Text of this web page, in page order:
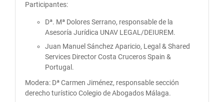
Participantes:
Dª. Mª Dolores Serrano, responsable de la
Asesoría Jurídica UNAV LEGAL/DEIUREM.
Juan Manuel Sánchez Aparicio, Legal & Shared
Services Director Costa Cruceros Spain &
Portugal.
Modera: Dª Carmen Jiménez, responsable sección
derecho turístico Colegio de Abogados Málaga.